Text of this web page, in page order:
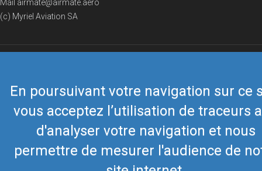
En poursuivant votre navigation sur ce
vous acceptez l’utilisation de traceurs
d'analyser votre navigation et nous
permettre de mesurer l'audience de
Mail airmate@airmate.aero
(c) Myriel Aviation SA